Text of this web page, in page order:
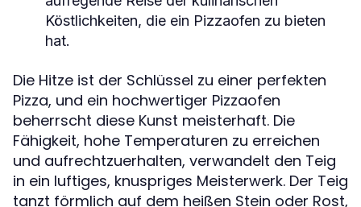
Köstlichkeiten, die ein Pizzaofen zu bieten
hat.
Die Hitze ist der Schlüssel zu einer perfekten
Pizza, und ein hochwertiger Pizzaofen
beherrscht diese Kunst meisterhaft. Die
Fähigkeit, hohe Temperaturen zu erreichen
und aufrechtzuerhalten, verwandelt den Teig
in ein luftiges, knuspriges Meisterwerk. Der Teig
tanzt förmlich auf dem heißen Stein oder Rost,